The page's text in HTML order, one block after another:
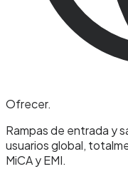
Ofrecer.
Rampas de entrada y
usuarios global,
MiCA y EMI.